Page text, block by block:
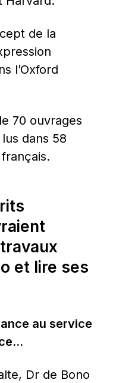
de la
l’Oxford
70 ouvrages
dans 58
et lire ses
au service
Dr de Bono